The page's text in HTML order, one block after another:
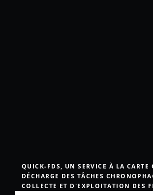
QUICK-FDS, UN SERVICE À LA CARTE
DÉCHARGE DES TÂCHES
COLLECTE ET D'EXPLOITATION DES